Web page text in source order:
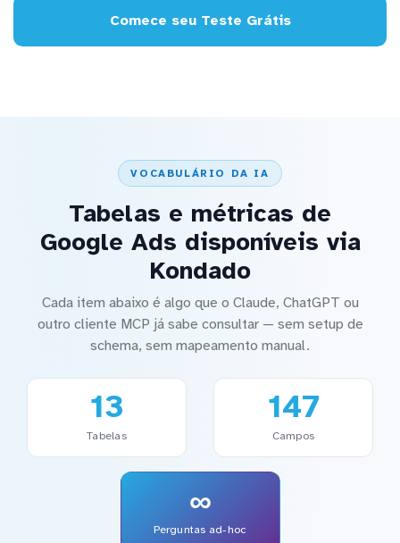
Comece seu Teste Grátis
VOCABULÁRIO DA IA
Tabelas e métricas de
Google Ads disponíveis via
Kondado
Cada item abaixo é algo que o Claude, ChatGPT ou
outro cliente MCP já sabe consultar — sem setup de
schema, sem mapeamento manual.
13
Tabelas
147
Campos
∞
Perguntas ad-hoc